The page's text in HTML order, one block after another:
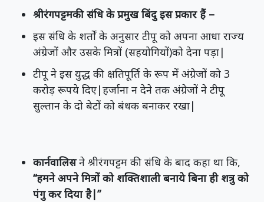
श्रीरंगपट्टमकी संधि के प्रमुख बिंदु इस प्रकार हैं –
इस संधि के शर्तों के अनुसार टीपू को अपना आधा राज्य
अंग्रेजों और उसके मित्रों (सहयोगियों)को देना पड़ा|
टीपू ने इस युद्ध की क्षतिपूर्ति के रूप में अंग्रेजों को 3
करोड़ रूपये दिए|हर्जाना न देने तक अंग्रेजों ने टीपू
सुल्तान के दो बेटों को बंधक बनाकर रखा|
कार्नवालिसने श्रीरंगपट्टम की संधि के बाद कहा था कि,
“हमने अपने मित्रों को शक्तिशाली बनाये बिना ही शत्रु को
पंगु कर दिया है|”